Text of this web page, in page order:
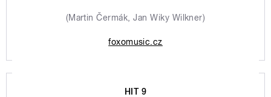
(Martin Čermák, Jan Wiky Wilkner)
foxomusic.cz
HIT 9